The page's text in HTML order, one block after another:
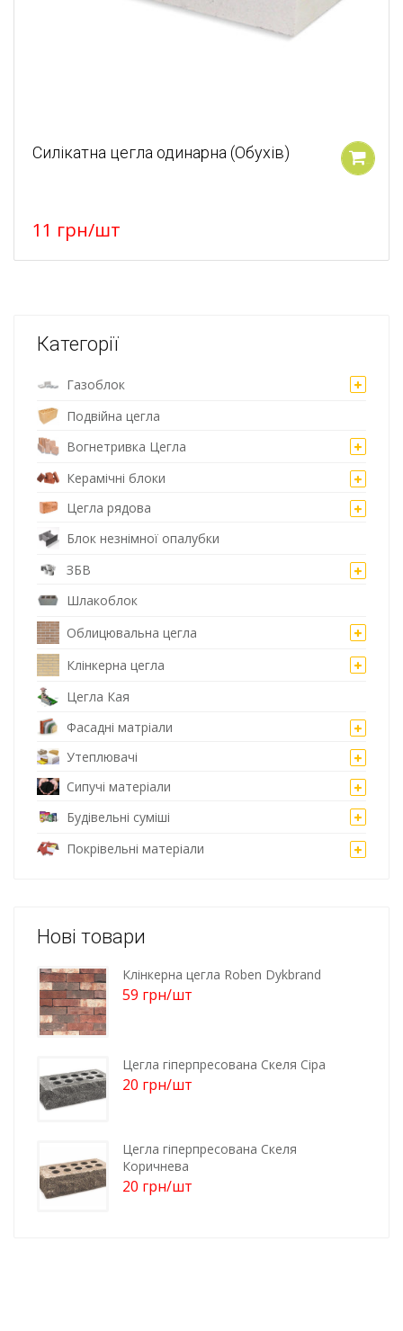
Силікатна цегла одинарна (Обухів)
11 грн/шт
Категорії
Газоблок
Подвійна цегла
Вогнетривка Цегла
Керамічні блоки
Цегла рядова
Блок незнімної опалубки
ЗБВ
Шлакоблок
Облицювальна цегла
Клінкерна цегла
Цегла Кая
Фасадні матріали
Утеплювачі
Сипучі матеріали
Будівельні суміші
Покрівельні матеріали
Нові товари
Клінкерна цегла Roben Dykbrand
59 грн/шт
Цегла гіперпресована Скеля Сіра
20 грн/шт
Цегла гіперпресована Скеля
Коричнева
20 грн/шт